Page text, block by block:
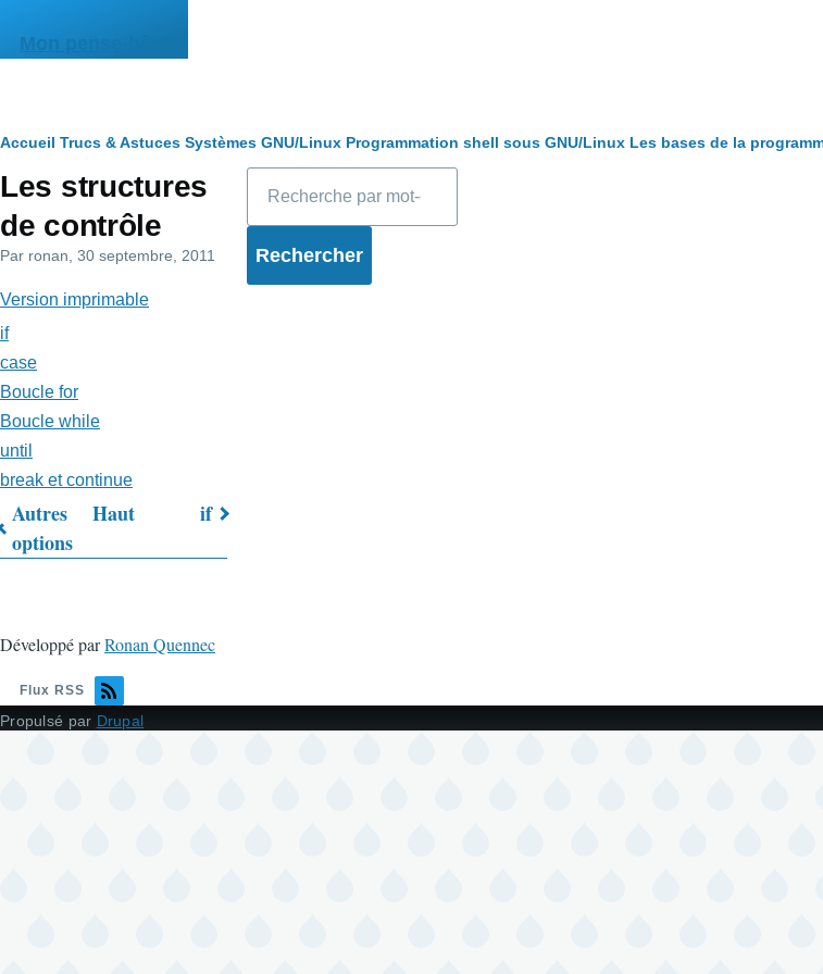
Mon pense-bête
Fil
d'Ariane
Accueil Trucs & Astuces Systèmes GNU/Linux Programmation shell sous GNU/Linux Les bases de la
Les structures
de contrôle
Par ronan , 30 septembre, 2011
Version imprimable
if
case
Boucle for
Boucle while
until
break et continue
Liens
livre
pour
Trucs
Autres
options
Haut if
Développé parRonan Quennec
Flux RSS
Propulsé par Drupal